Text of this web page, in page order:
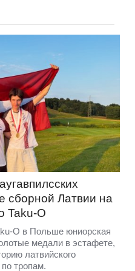
сборной Латвии на
Taku-O
O в Польше юниорская
медали в эстафете,
латвийского
по тропам.